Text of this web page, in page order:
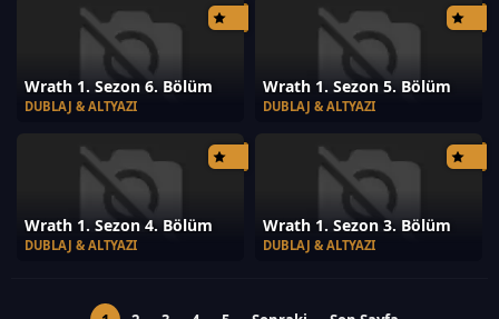
Wrath 1. Sezon 6. Bölüm
DUBLAJ & ALTYAZI
Wrath 1. Sezon 5. Bölüm
DUBLAJ & ALTYAZI
Wrath 1. Sezon 4. Bölüm
DUBLAJ & ALTYAZI
Wrath 1. Sezon 3. Bölüm
DUBLAJ & ALTYAZI